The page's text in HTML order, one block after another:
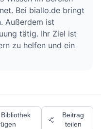
Bei biallo.de bringt
Außerdem ist
tätig. Ihr Ziel ist
zu helfen und ein
Beitrag
teilen